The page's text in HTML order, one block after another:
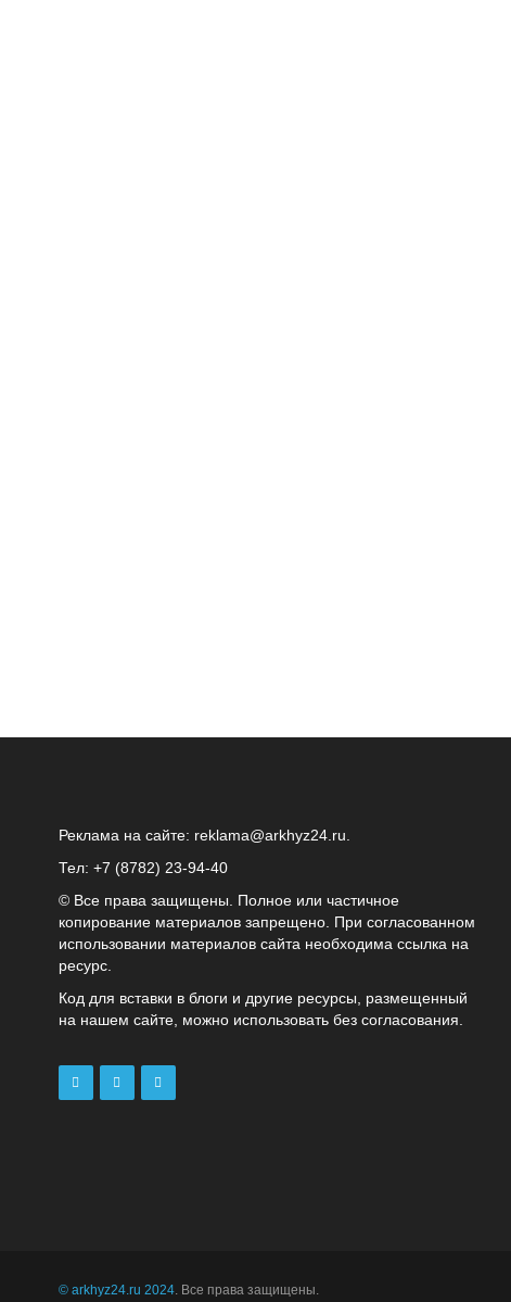
Реклама на сайте: reklama@arkhyz24.ru
Тел: +7 (8782) 23‑94‑40
© Все права защищены. Полное или частичное
копирование материалов запрещено. При согласованном
использовании материалов сайта необходима ссылка на
ресурс.
Код для вставки в блоги и другие ресурсы, размещенный
на нашем сайте, можно использовать без согласования.
© arkhyz24.ru 2024. Все права защищены.